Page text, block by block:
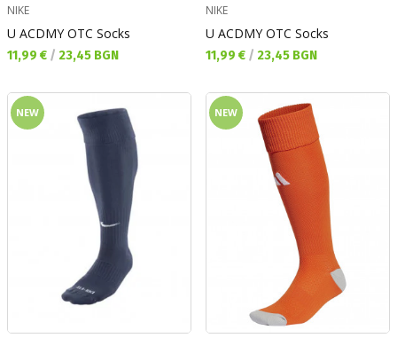
NIKE
U ACDMY OTC Socks
Текуща цена:
11,99 € / 23,45 BGN
NIKE
U ACDMY OTC Socks
Текуща цена:
11,99 € / 23,45 BGN
NEW NEW